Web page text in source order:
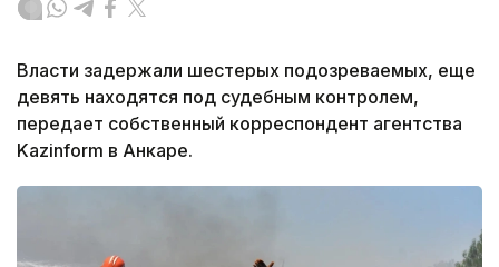
Власти задержали шестерых подозреваемых, еще
девять находятся под судебным контролем,
передает собственный корреспондент агентства
Kazinform в Анкаре.